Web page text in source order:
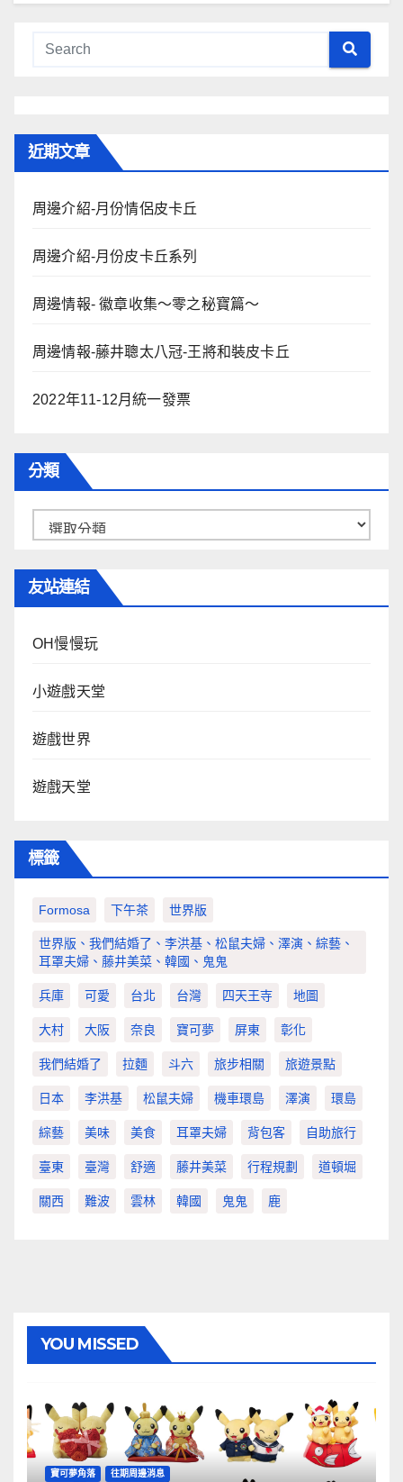
近期文章
周邊介紹-月份情侶皮卡丘
周邊介紹-月份皮卡丘系列
周邊情報- 徽章收集～零之秘寶篇～
周邊情報-藤井聰太八冠-王將和裝皮卡丘
2022年11-12月統一發票
分類
友站連結
OH慢慢玩
小遊戲天堂
遊戲世界
遊戲天堂
標籤
Formosa 下午茶 世界版
世界版、我們結婚了、李洪基、松鼠夫婦、澤演、綜藝、
耳罩夫婦、藤井美菜、韓國、鬼鬼
兵庫 可愛 台北 台灣 四天王寺 地圖
大村 大阪 奈良 寶可夢 屏東 彰化
我們結婚了 拉麵 斗六 旅步相關 旅遊景點
日本 李洪基 松鼠夫婦 機車環島 澤演 環島
綜藝 美味 美食 耳罩夫婦 背包客 自助旅行
臺東 臺灣 舒適 藤井美菜 行程規劃 道頓堀
關西 難波 雲林 韓國 鬼鬼 鹿
YOU MISSED
寶可夢角落 往期周邊消息